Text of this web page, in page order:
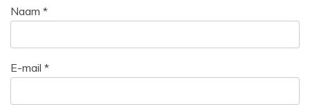
Naam *
E-mail *